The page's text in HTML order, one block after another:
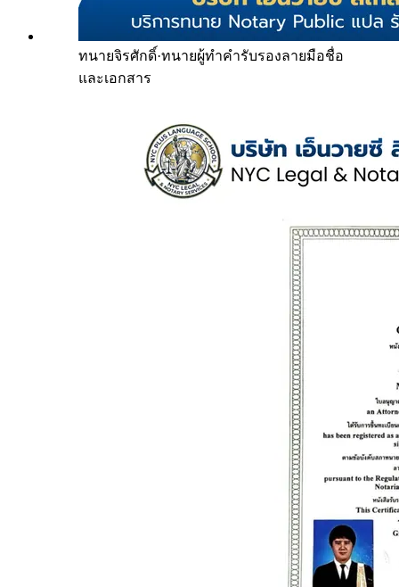
ทนายจิรศักดิ์·ทนายผู้ทำคำรับรองลายมือชื่อ
และเอกสาร